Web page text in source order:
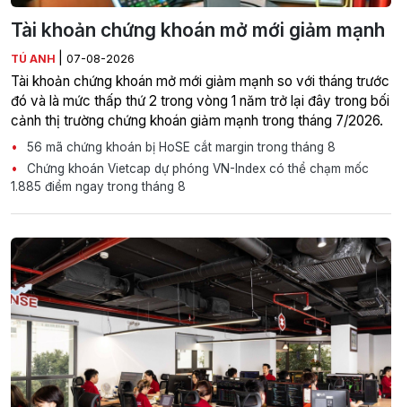
Tài khoản chứng khoán mở mới giảm mạnh
TÚ ANH 07-08-2026
Tài khoản chứng khoán mở mới giảm mạnh so với tháng trước
đó và là mức thấp thứ 2 trong vòng 1 năm trở lại đây trong bối
cảnh thị trường chứng khoán giảm mạnh trong tháng 7/2026.
56 mã chứng khoán bị HoSE cắt margin trong tháng 8
Chứng khoán Vietcap dự phóng VN-Index có thể chạm mốc
1.885 điểm ngay trong tháng 8